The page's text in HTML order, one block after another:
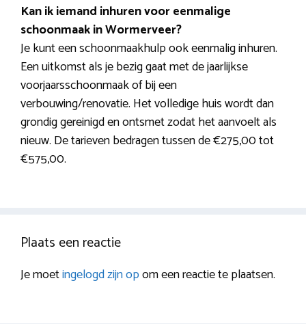
Kan ik iemand inhuren voor eenmalige
schoonmaak in Wormerveer?
Je kunt een schoonmaakhulp ook eenmalig inhuren.
Een uitkomst als je bezig gaat met de jaarlijkse
voorjaarsschoonmaak of bij een
verbouwing/renovatie. Het volledige huis wordt dan
grondig gereinigd en ontsmet zodat het aanvoelt als
nieuw. De tarieven bedragen tussen de €275,00 tot
€575,00.
Plaats een reactie
Je moetingelogd zijn opom een reactie te plaatsen.